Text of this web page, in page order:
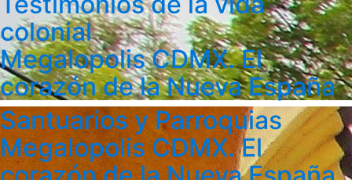
colonial
Megalopolis CDMX. El
corazón de la Nueva España
Santuarios y Parroquias
Megalopolis CDMX. El